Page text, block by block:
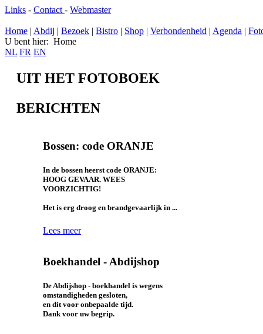
Links - Contact - Webmaster
Home | Abdij | Bezoek | Bistro | Shop | Verbondenheid | Agenda |
U bent hier: Home
NL FR EN
UIT HET FOTOBOEK
BERICHTEN
Bossen: code ORANJE
In de bossen heerst code ORANJE:
HOOG GEVAAR. WEES
VOORZICHTIG!
Het is erg droog en brandgevaarlijk in ...
Lees meer
Boekhandel - Abdijshop
De Abdijshop - boekhandel is wegens
omstandigheden gesloten,
en dit voor onbepaalde tijd.
Dank voor uw begrip.